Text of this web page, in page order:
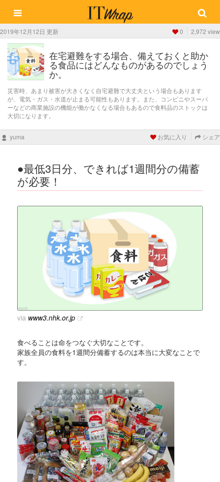
2019年12月12日 更新 0 2,972 view
在宅避難をする場合、備えておくと助か
る食品にはどんなものがあるのでしょう
か。
災害時、あまり被害が大きくなく自宅避難で大丈夫という場合もあります
が、電気・ガス・水道が止まる可能性もあります。また、コンビニやスーパ
ーなどの商業施設の機能が働かなくなる場合もあるので食料品のストックは
大切になります。
yuma お気に入り シェア
●最低3日分、できれば1週間分の備蓄
が必要！
via www3.nhk.or.jp
食べることは命をつなぐ大切なことです。
家族全員の食料を1週間分備蓄するのは本当に大変なことで
す。